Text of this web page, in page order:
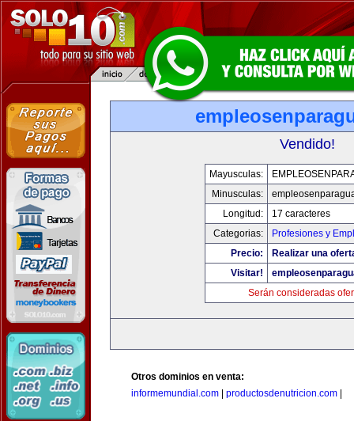
Vendido!
Mayusculas:
Minusculas:
Longitud:
17 caracteres
Categorias:
Profesiones y
Precio:
Realizar una
Visitar!
Serán consideradas
Otros dominios en venta:
informemundial.com
productosdenutricion.com